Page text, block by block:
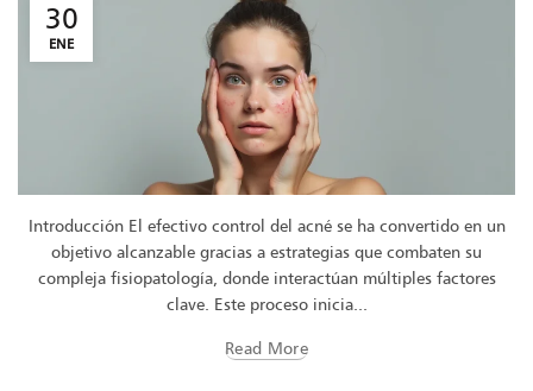
30
ENE
Introducción El efectivo control del acné se ha convertido en un
objetivo alcanzable gracias a estrategias que combaten su
compleja fisiopatología, donde interactúan múltiples factores
clave. Este proceso inicia...
Read More